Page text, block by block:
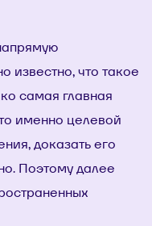
известно,что такое
самая главная
именно целевой
доказать его
Поэтому далее